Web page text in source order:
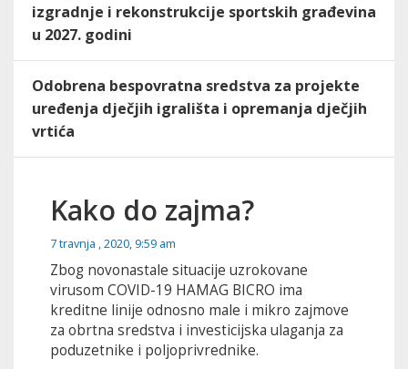
izgradnje i rekonstrukcije sportskih građevina
u 2027. godini
Odobrena bespovratna sredstva za projekte
uređenja dječjih igrališta i opremanja dječjih
vrtića
Kako do zajma?
7 travnja , 2020, 9:59 am
Zbog novonastale situacije uzrokovane
virusom COVID-19 HAMAG BICRO ima
kreditne linije odnosno male i mikro zajmove
za obrtna sredstva i investicijska ulaganja za
poduzetnike i poljoprivrednike.